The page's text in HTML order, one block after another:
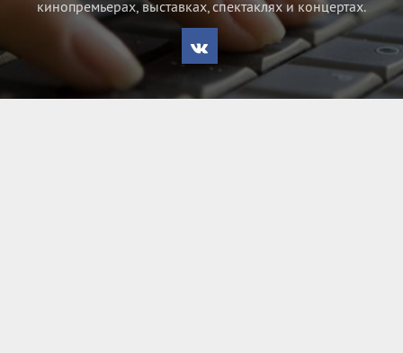
кинопремьерах, выставках, спектаклях и концертах.